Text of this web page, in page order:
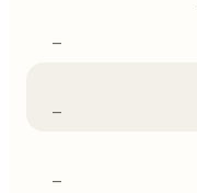
–
–
–